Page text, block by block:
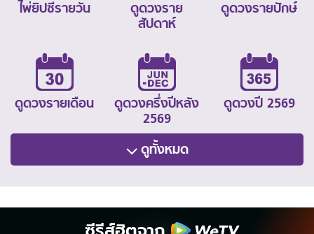
ไพ่ยิปซีรายวัน
ดูดวงราย
สัปดาห์
ดูดวงรายปักษ์
ดูดวงรายเดือน
ดูดวงครึ่งปีหลัง
2569
ดูดวงปี 2569
ดูทั้งหมด